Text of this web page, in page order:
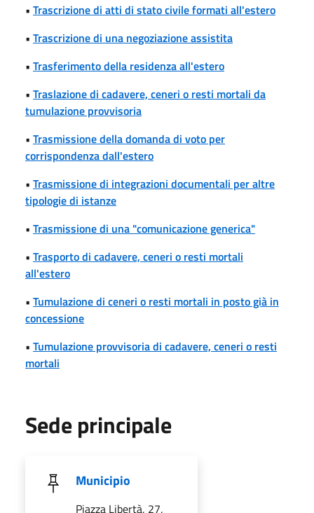
• Trascrizione di atti di stato civile formati all'estero
• Trascrizione di una negoziazione assistita
• Trasferimento della residenza all'estero
• Traslazione di cadavere, ceneri o resti mortali da
tumulazione provvisoria
• Trasmissione della domanda di voto per
corrispondenza dall'estero
• Trasmissione di integrazioni documentali per altre
tipologie di istanze
• Trasmissione di una "comunicazione generica"
• Trasporto di cadavere, ceneri o resti mortali
all'estero
• Tumulazione di ceneri o resti mortali in posto già in
concessione
• Tumulazione provvisoria di cadavere, ceneri o resti
mortali
Sede principale
Municipio
Piazza Libertà, 27,